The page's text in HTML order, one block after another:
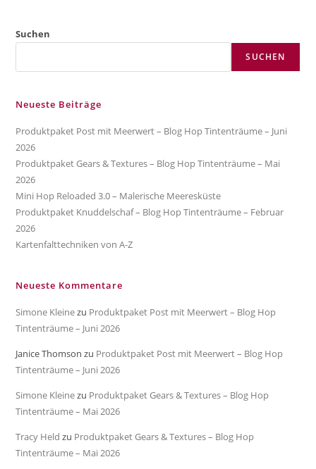
Suchen
SUCHEN
Neueste Beiträge
Produktpaket Post mit Meerwert – Blog Hop Tintenträume – Juni
2026
Produktpaket Gears & Textures – Blog Hop Tintenträume – Mai
2026
Mini Hop Reloaded 3.0 – Malerische Meeresküste
Produktpaket Knuddelschaf – Blog Hop Tintenträume – Februar
2026
Kartenfalttechniken von A-Z
Neueste Kommentare
Simone Kleinezu Produktpaket Post mit Meerwert – Blog Hop
Tintenträume – Juni 2026
Janice Thomson zu Produktpaket Post mit Meerwert – Blog Hop
Tintenträume – Juni 2026
Simone Kleinezu Produktpaket Gears & Textures – Blog Hop
Tintenträume – Mai 2026
Tracy Held zu Produktpaket Gears & Textures – Blog Hop
Tintenträume – Mai 2026